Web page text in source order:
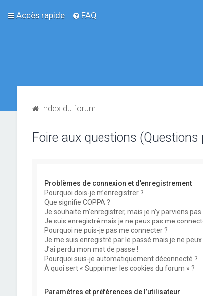
Accès rapide FAQ
Index du forum
Foire aux questions
Problèmes de connexion et d’enregistrement
Pourquoi dois-je m’enregistrer ?
Que signifie COPPA ?
Je souhaite m’enregistrer, mais je n’y parviens pas !
Je suis enregistré mais je ne peux pas me
Pourquoi ne puis-je pas me connecter ?
Je me suis enregistré par le passé mais je ne
J’ai perdu mon mot de passe !
Pourquoi suis-je automatiquement déconnecté ?
À quoi sert « Supprimer les cookies du forum » ?
Paramètres et préférences de l’utilisateur